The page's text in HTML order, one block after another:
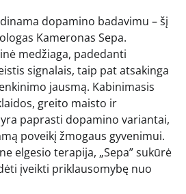
dopamino badavimu – šį
Kameronas Sepa.
medžiaga, padedanti
signalais, taip pat atsakinga
jausmą. Kabinimasis
greito maisto ir
paprasti dopamino variantai,
poveikį žmogaus gyvenimui.
elgesio terapija, „Sepa” sukūrė
įveikti priklausomybę nuo